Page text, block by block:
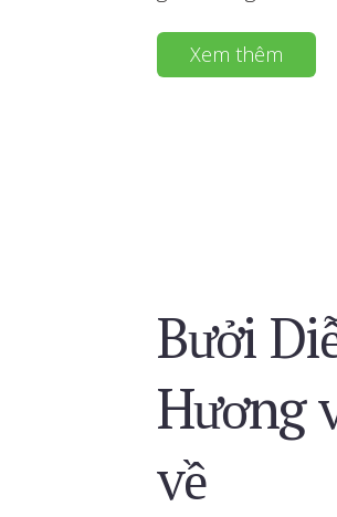
Xem thêm
Bưởi
Hương
về